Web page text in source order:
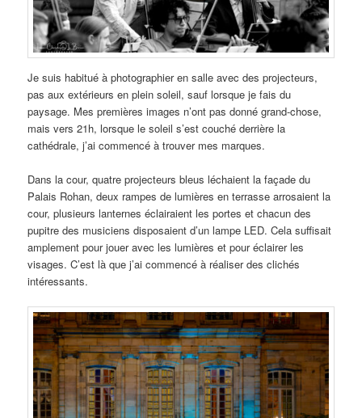
Je suis habitué à photographier en salle avec des projecteurs,
pas aux extérieurs en plein soleil, sauf lorsque je fais du
paysage. Mes premières images n’ont pas donné grand-chose,
mais vers 21h, lorsque le soleil s’est couché derrière la
cathédrale, j’ai commencé à trouver mes marques.
Dans la cour, quatre projecteurs bleus léchaient la façade du
Palais Rohan, deux rampes de lumières en terrasse arrosaient la
cour, plusieurs lanternes éclairaient les portes et chacun des
pupitre des musiciens disposaient d’un lampe LED. Cela suffisait
amplement pour jouer avec les lumières et pour éclairer les
visages. C’est là que j’ai commencé à réaliser des clichés
intéressants.